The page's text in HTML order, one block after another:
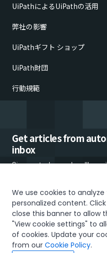
Get articles from
inbox
Sign up today and we'll
I would like to receive
and preferences, including latest
UiPathによるUiPathの活用
弊社の影響
UiPathギフト ショップ
UiPath財団
行動規範
信頼とセキュリティ Terms of
Your
The UiPath word mark, logos,
owned by UiPath, Inc. and its
We use cookies to
personalized content. Click
close this banner to allow
"View cookie settings" to
of cookies. Update your
from our Cookie Policy.